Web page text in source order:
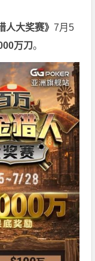
人大奖赛》7月5
万刀。